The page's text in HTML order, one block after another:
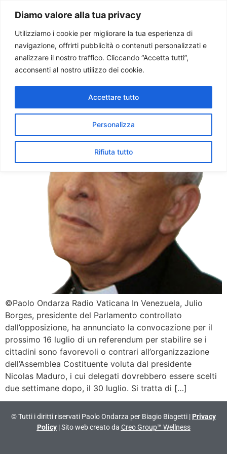
Diamo valore alla tua privacy
Utilizziamo i cookie per migliorare la tua esperienza di
navigazione, offrirti pubblicità o contenuti personalizzati e
analizzare il nostro traffico. Cliccando “Accetta tutti”,
acconsenti al nostro utilizzo dei cookie.
Personalizza
Rifiuta tutto
Accettare tutto
Paolo Ondarza
Tag:maduro
Chiesa Venezuela: urgente
dialogo. No a nuova
Costituzione
©Paolo Ondarza Radio Vaticana In Venezuela, Julio
Borges, presidente del Parlamento controllato
dall’opposizione, ha annunciato la convocazione per il
prossimo 16 luglio di un referendum per stabilire se i
cittadini sono favorevoli o contrari all’organizzazione
dell’Assemblea Costituente voluta dal presidente
Nicolas Maduro, i cui delegati dovrebbero essere scelti
due settimane dopo, il 30 luglio. Si tratta di […]
© Tutti i diritti riservati Paolo Ondarza per Biagio Biagetti | Privacy
Policy| Sito web creato da Creo Group™ Wellness